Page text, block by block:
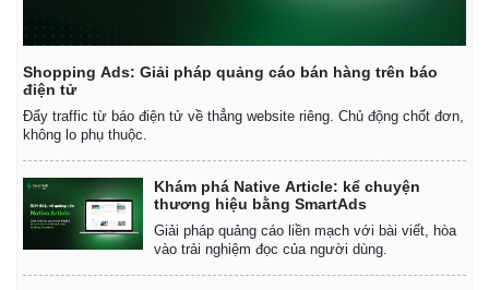
Shopping Ads: Giải pháp quảng cáo bán hàng trên báo
điện tử
Đẩy traffic từ báo điện tử về thẳng website riêng. Chủ động chốt đơn,
không lo phụ thuộc.
Khám phá Native Article: kể chuyện
thương hiệu bằng SmartAds
Giải pháp quảng cáo liền mạch với bài viết, hòa
vào trải nghiệm đọc của người dùng.